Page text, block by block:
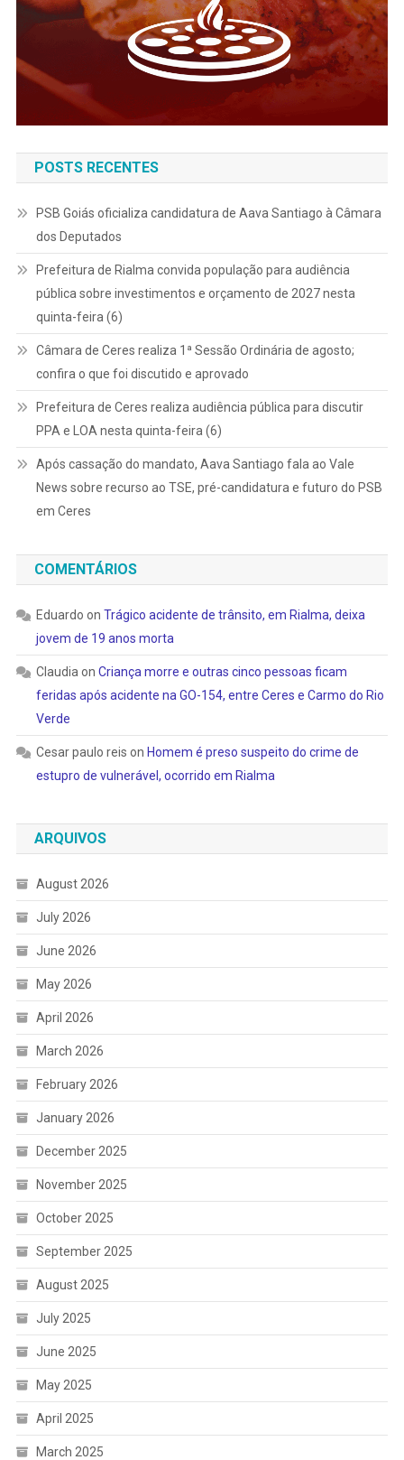
POSTS RECENTES
PSB Goiás oficializa candidatura de Aava Santiago à Câmara
dos Deputados
Prefeitura de Rialma convida população para audiência
pública sobre investimentos e orçamento de 2027 nesta
quinta-feira (6)
Câmara de Ceres realiza 1ª Sessão Ordinária de agosto;
confira o que foi discutido e aprovado
Prefeitura de Ceres realiza audiência pública para discutir
PPA e LOA nesta quinta-feira (6)
Após cassação do mandato, Aava Santiago fala ao Vale
News sobre recurso ao TSE, pré-candidatura e futuro do PSB
em Ceres
COMENTÁRIOS
Eduardo on Trágico acidente de trânsito, em Rialma, deixa
jovem de 19 anos morta
Claudia on Criança morre e outras cinco pessoas ficam
feridas após acidente na GO-154, entre Ceres e Carmo do Rio
Verde
Cesar paulo reis on Homem é preso suspeito do crime de
estupro de vulnerável, ocorrido em Rialma
ARQUIVOS
August 2026
July 2026
June 2026
May 2026
April 2026
March 2026
February 2026
January 2026
December 2025
November 2025
October 2025
September 2025
August 2025
July 2025
June 2025
May 2025
April 2025
March 2025